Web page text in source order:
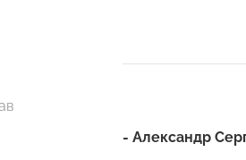
- Александр